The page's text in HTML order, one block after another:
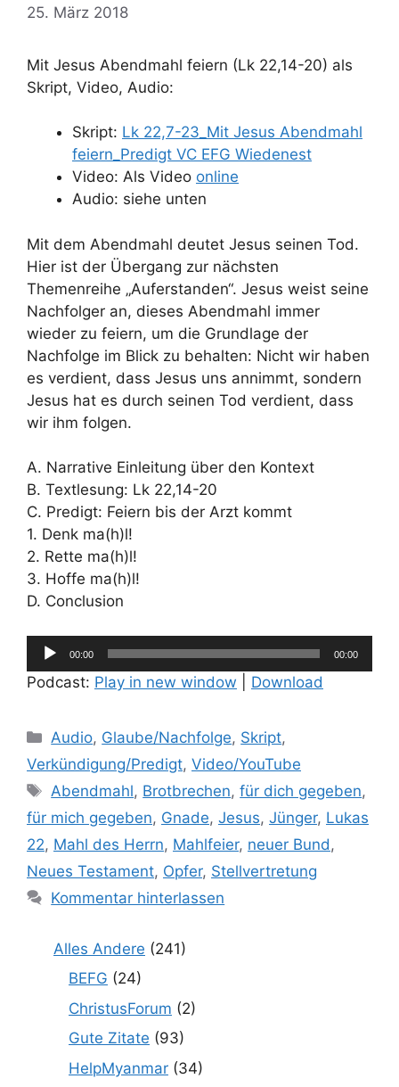
25. März 2018
Mit Jesus Abendmahl feiern (Lk 22,14-20) als
Skript, Video, Audio:
Skript: Lk 22,7-23_Mit Jesus Abendmahl
feiern_Predigt VC EFG Wiedenest
Video: Als Video online
Audio: siehe unten
Mit dem Abendmahl deutet Jesus seinen Tod.
Hier ist der Übergang zur nächsten
Themenreihe „Auferstanden“. Jesus weist seine
Nachfolger an, dieses Abendmahl immer
wieder zu feiern, um die Grundlage der
Nachfolge im Blick zu behalten: Nicht wir haben
es verdient, dass Jesus uns annimmt, sondern
Jesus hat es durch seinen Tod verdient, dass
wir ihm folgen.
A. Narrative Einleitung über den Kontext
B. Textlesung: Lk 22,14-20
C. Predigt: Feiern bis der Arzt kommt
1. Denk ma(h)l!
2. Rette ma(h)l!
3. Hoffe ma(h)l!
D. Conclusion
Audio-
Player
00:00 00:00
Podcast: Play in new window Download
Kategorien
Audio, Glaube/Nachfolge, Skript,
Verkündigung/Predigt, Video/YouTube
Schlagwörter
Abendmahl, Brotbrechen,für dich gegeben,
für mich gegeben, Gnade, Jesus, Jünger, Lukas
22, Mahl des Herrn, Mahlfeier, neuer Bund ,
Neues Testament, Opfer, Stellvertretung
Kommentar hinterlassen
Alles Andere (241)
BEFG (24)
ChristusForum (2)
Gute Zitate (93)
HelpMyanmar (34)